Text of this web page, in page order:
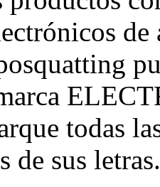
todas
de sus letras.